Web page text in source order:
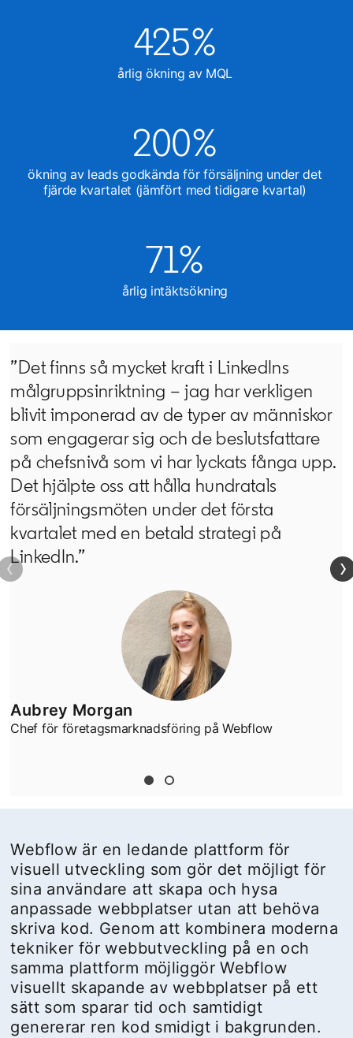
425%
årlig ökning av MQL
200%
ökning av leads godkända för försäljning under det
fjärde kvartalet (jämfört med tidigare kvartal)
71%
årlig intäktsökning
”Det finns så mycket kraft i LinkedIns
målgruppsinriktning – jag har verkligen
blivit imponerad av de typer av människor
som engagerar sig och de beslutsfattare
på chefsnivå som vi har lyckats fånga upp.
Det hjälpte oss att hålla hundratals
försäljningsmöten under det första
kvartalet med en betald strategi på
LinkedIn.”
Aubrey Morgan
Chef för företagsmarknadsföring på Webflow
Webflow är en ledande plattform för
visuell utveckling som gör det möjligt för
sina användare att skapa och hysa
anpassade webbplatser utan att behöva
skriva kod. Genom att kombinera moderna
tekniker för webbutveckling på en och
samma plattform möjliggör Webflow
visuellt skapande av webbplatser på ett
sätt som sparar tid och samtidigt
genererar ren kod smidigt i bakgrunden.